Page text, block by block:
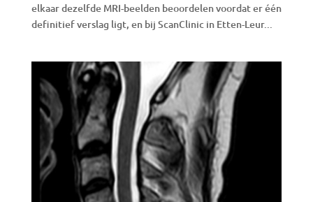
elkaar dezelfde MRI-beelden beoordelen voordat er één
definitief verslag ligt, en bij ScanClinic in Etten-Leur...